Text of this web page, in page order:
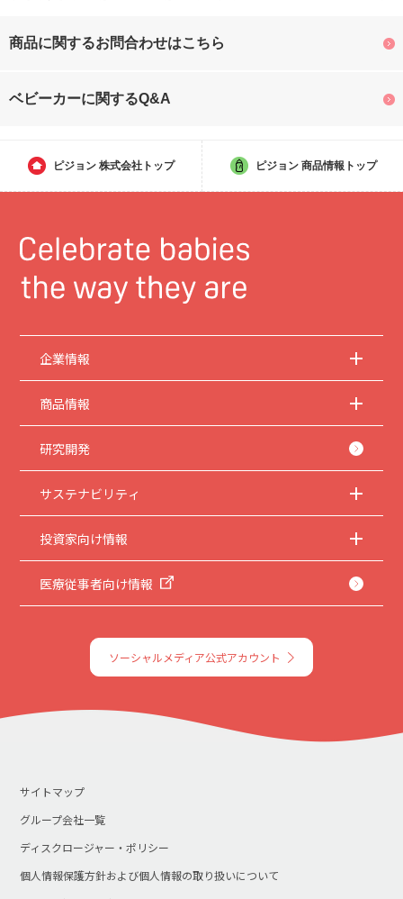
商品に関するお問合わせはこちら
ベビーカーに関するQ&A
ピジョン 株式会社トップ ピジョン 商品情報トップ
企業情報
商品情報
研究開発
サステナビリティ
投資家向け情報
医療従事者向け情報
ソーシャルメディア公式アカウント
サイトマップ
グループ会社一覧
ディスクロージャー・ポリシー
個人情報保護方針および個人情報の取り扱いについて